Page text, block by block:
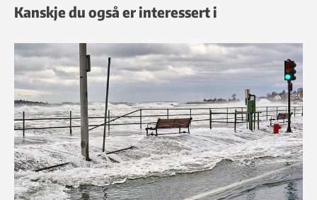
Kanskje du også er interessert i